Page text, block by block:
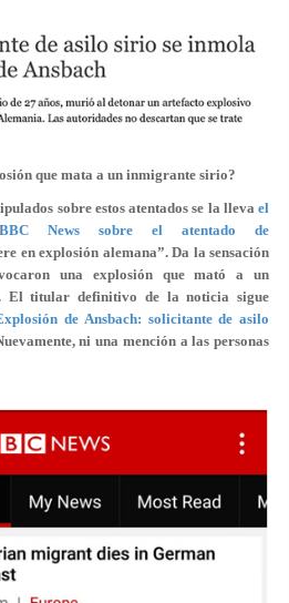
que mata a un inmigrante sirio?
sobre estos atentados se la lleva el
News sobre el atentado de
en explosión alemana”. Da la sensación
una explosión que mató a un
El titular definitivo de la noticia sigue
de Ansbach: solicitante de asilo
ni una mención a las personas